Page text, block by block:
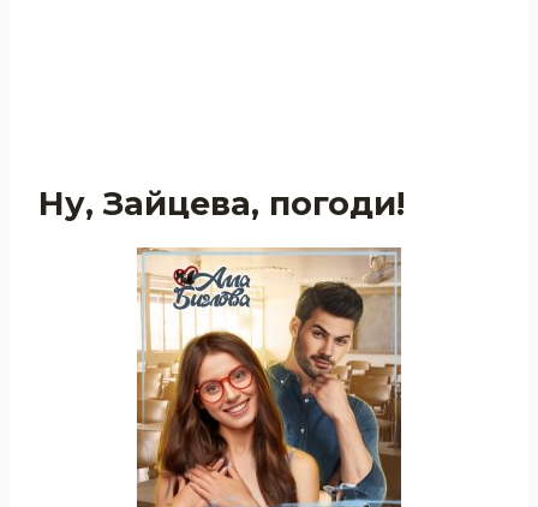
Ну, Зайцева, погоди!